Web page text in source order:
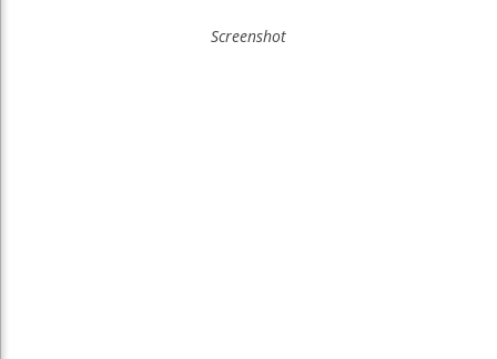
Screenshot